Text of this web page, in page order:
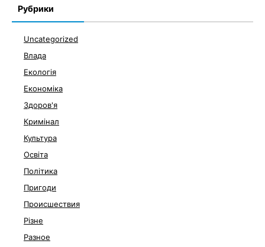
Рубрики
Uncategorized
Влада
Екологія
Економіка
Здоров'я
Кримінал
Культура
Освіта
Політика
Пригоди
Происшествия
Різне
Разное